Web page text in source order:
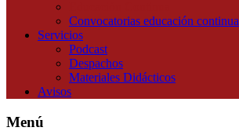
Convocatorias educación continua
Servicios
Podcast
Despachos
Materiales Didácticos
Avisos
Menú